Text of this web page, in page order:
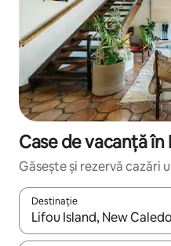
Case de vacanță în
Găsește și rezervă cazări
Destinație
Când se încarcă